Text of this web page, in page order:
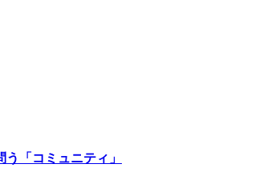
「コミュニティ」